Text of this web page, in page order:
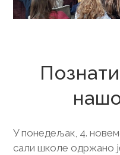
У понедељак, 4.
сали школе одржано